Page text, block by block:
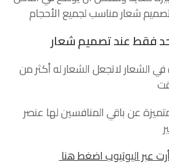
شعار مناسب لجميع الأحجام
فقط عند تصميم شعار
الشعار لاتجعل الشعار له أكثر من
عن باقي المنافسين لها عنصر
عبر اليوتيوب اضغط هنا